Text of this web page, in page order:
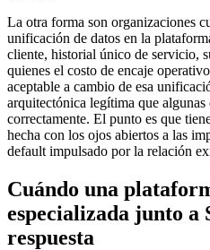
La otra forma son organizaciones
unificación de datos en la
cliente, historial único de servicio,
quienes el costo de encaje
aceptable a cambio de esa
arquitectónica legítima que algunas
correctamente. El punto es que
hecha con los ojos abiertos a las
default impulsado por la relación
Cuándo una
especializada junto a
respuesta